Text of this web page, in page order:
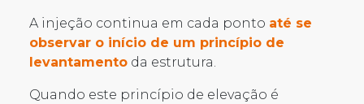
A injeção continua em cada ponto até se
observar o início de um princípio de
levantamento da estrutura.
Quando este princípio de elevação é